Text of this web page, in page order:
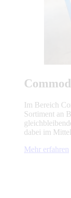
Im Bereich
Sortiment an
dabei im
Mehr erfahren